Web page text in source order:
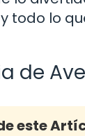
todo lo
de
este